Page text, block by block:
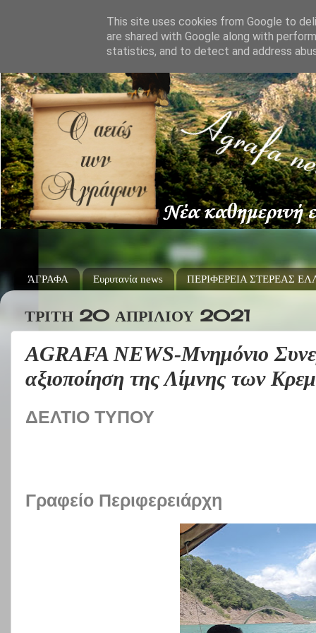
ΆΓΡΑΦΑ Ευρυτανία news ΠΕΡΙΦΕΡΕΙΑ ΣΤΕΡΕΑΣ
ΤΡΊΤΗ 20 ΑΠΡΙΛΊΟΥ 2021
AGRAFA NEWS-Μνημόνιο
αξιοποίηση της Λίμνης των
ΔΕΛΤΙΟ ΤΥΠΟΥ
Γραφείο Περιφερειάρχη
This site uses cookies from Google to
are shared with Google along with
statistics, and to detect and address